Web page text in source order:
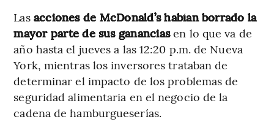
Las acciones de McDonald’s habían borrado la
mayor parte de sus gananciasen lo que va de
año hasta el jueves a las 12:20 p.m. de Nueva
York, mientras los inversores trataban de
determinar el impacto de los problemas de
seguridad alimentaria en el negocio de la
cadena de hamburgueserías.